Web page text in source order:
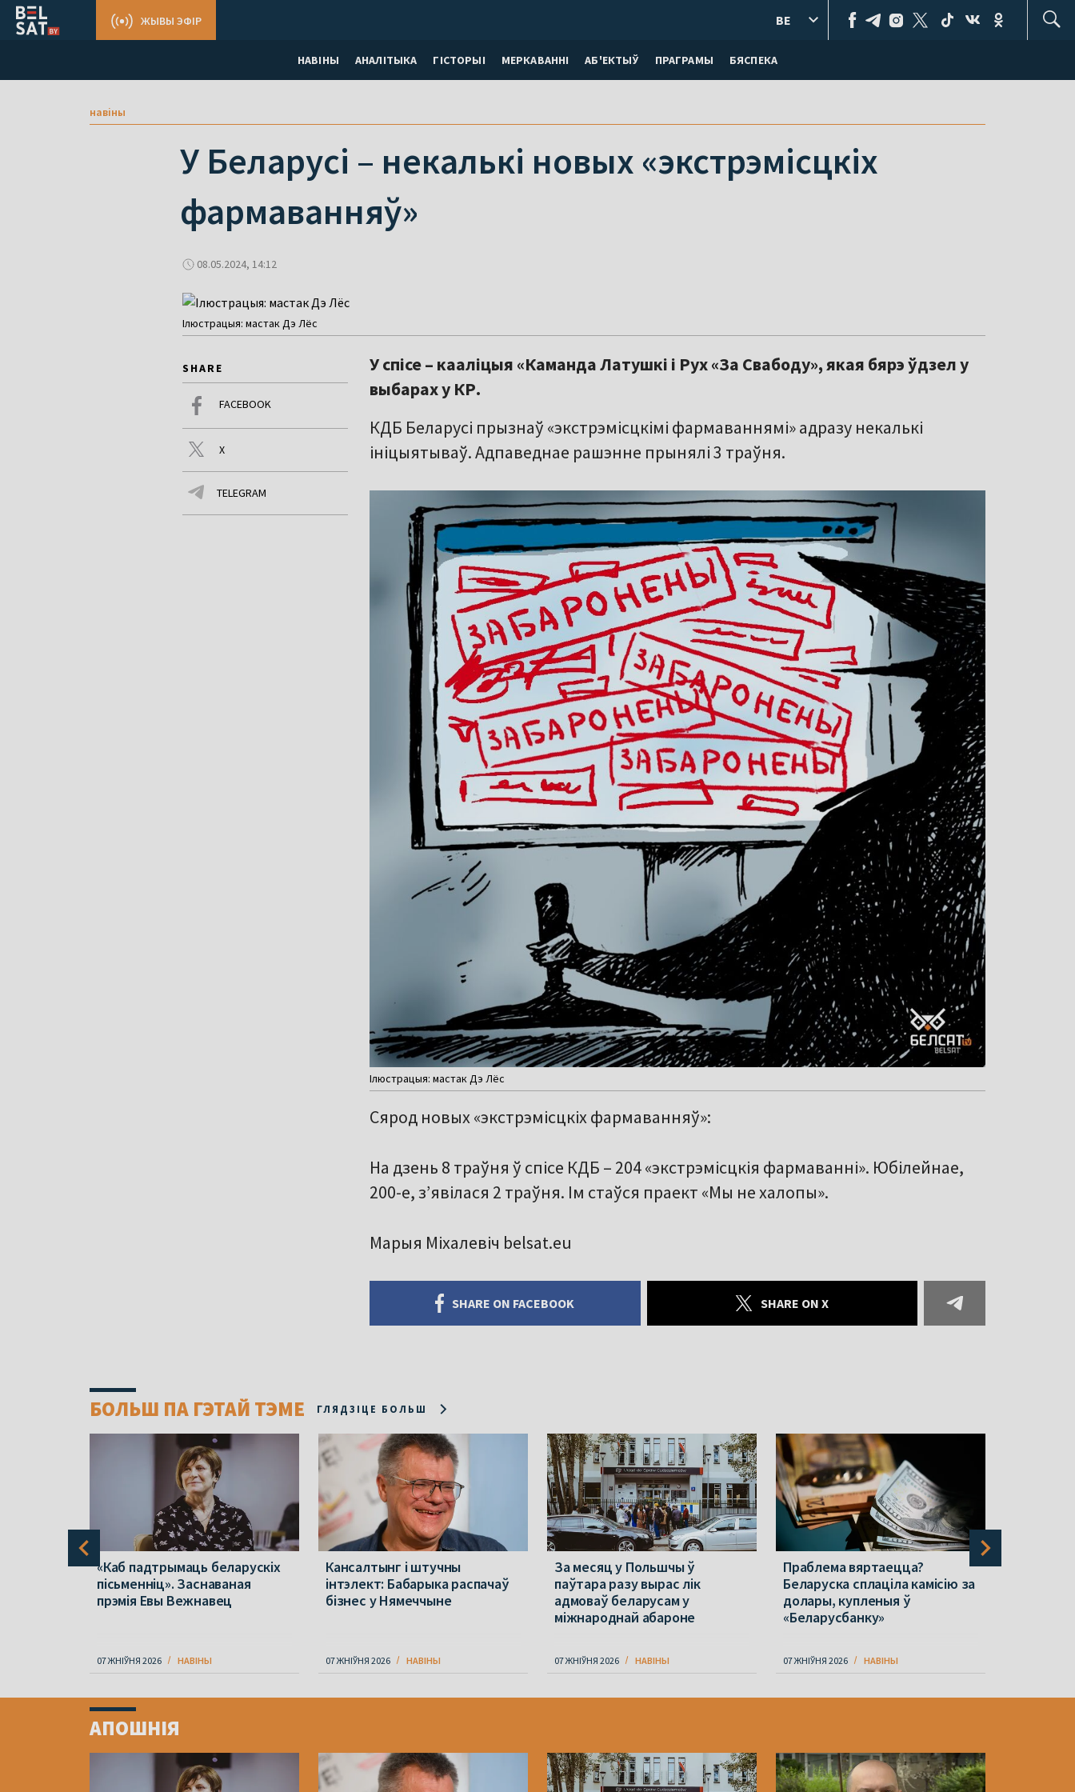
НАВІНЫ АНАЛІТЫКА ГІСТОРЫІ МЕРКАВАННI АБ'ЕКТЫЎ ПРАГРАМЫ БЯСПЕКА
ЖЫВЫ ЭФІР BE
навіны
У Беларусі – некалькі новых «экстрэмісцкіх
фармаванняў»
08.05.2024, 14:12
Ілюстрацыя: мастак Дэ Лёс
SHARE
FACEBOOK
X
TELEGRAM
У спісе – кааліцыя «Каманда Латушкі і Рух «За Свабоду», якая бярэ ўдзел у
выбарах у КР.
КДБ Беларусі прызнаў «экстрэмісцкімі фармаваннямі» адразу некалькі
ініцыятываў. Адпаведнае рашэнне прынялі 3 траўня.
Ілюстрацыя: мастак Дэ Лёс
Сярод новых «экстрэмісцкіх фармаванняў»:
На дзень 8 траўня ў спісе КДБ – 204 «экстрэмісцкія фармаванні». Юбілейнае,
200-е, з’явілася 2 траўня. Ім стаўся праект «Мы не халопы».
Марыя Міхалевіч belsat.eu
SHARE ON FACEBOOK SHARE ON X
БОЛЬШ ПА ГЭТАЙ ТЭМЕ ГЛЯДЗІЦЕ БОЛЬШ
«Каб падтрымаць беларускіх
пісьменніц». Заснаваная
прэмія Евы Вежнавец
07 ЖНІЎНЯ 2026 НАВІНЫ
Кансалтынг і штучны
інтэлект: Бабарыка распачаў
бізнес у Нямеччыне
07 ЖНІЎНЯ 2026 НАВІНЫ
За месяц у Польшчы ў
паўтара разу вырас лік
адмоваў беларусам у
міжнароднай абароне
07 ЖНІЎНЯ 2026 НАВІНЫ
Праблема вяртаецца?
Беларуска сплаціла камісію за
долары, купленыя ў
«Беларусбанку»
07 ЖНІЎНЯ 2026 НАВІНЫ
ofАПОШНІЯ